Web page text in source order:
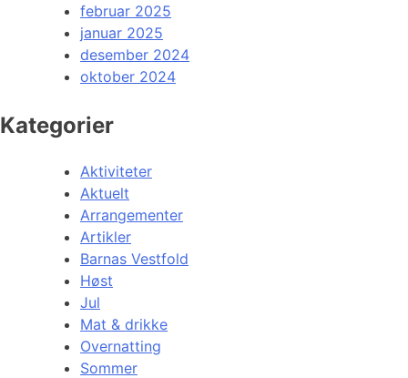
februar 2025
januar 2025
desember 2024
oktober 2024
Kategorier
Aktiviteter
Aktuelt
Arrangementer
Artikler
Barnas Vestfold
Høst
Jul
Mat & drikke
Overnatting
Sommer